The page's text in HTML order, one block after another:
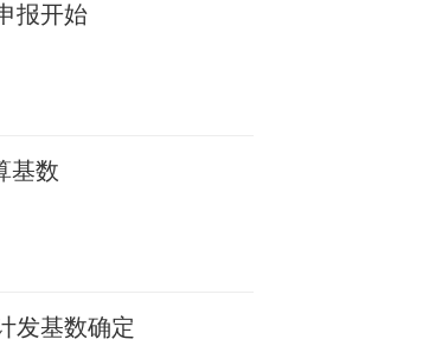
报开始
基数
发基数确定